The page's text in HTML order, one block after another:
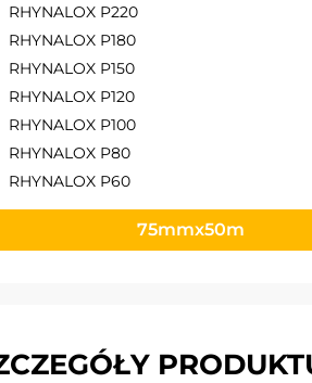
RHYNALOX P220
RHYNALOX P180
RHYNALOX P150
RHYNALOX P120
RHYNALOX P100
RHYNALOX P80
RHYNALOX P60
75mmx50m